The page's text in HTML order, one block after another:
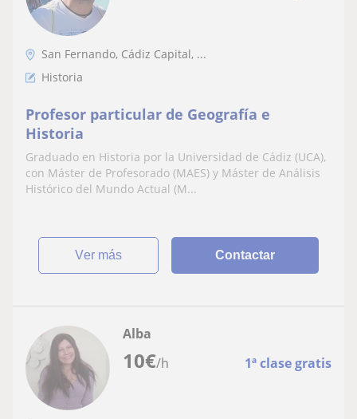
San Fernando, Cádiz Capital, ...
Historia
Profesor particular de Geografía e
Historia
Graduado en Historia por la Universidad de Cádiz (UCA),
con Máster de Profesorado (MAES) y Máster de Análisis
Histórico del Mundo Actual (M...
ver más Contactar
10€/h 1ª clase gratis
Alba